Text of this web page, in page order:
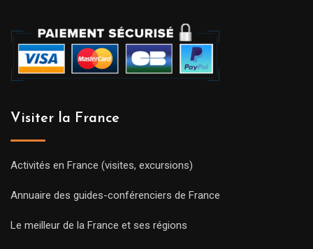
Visiter la France
Activités en France (visites, excursions)
Annuaire des guides-conférenciers de France
Le meilleur de la France et ses régions